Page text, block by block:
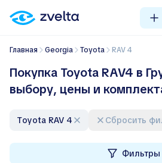
Главная Georgia Toyota RAV 4
Покупка Toyota RAV4 в
выбору, цены и
Toyota RAV 4 Сбросить
Фильтры